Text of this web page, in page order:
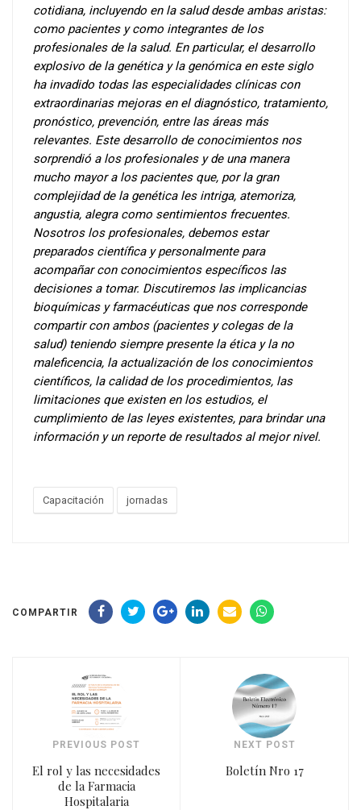
cotidiana, incluyendo en la salud desde ambas aristas:
como pacientes y como integrantes de los
profesionales de la salud. En particular, el desarrollo
explosivo de la genética y la genómica en este siglo
ha invadido todas las especialidades clínicas con
extraordinarias mejoras en el diagnóstico, tratamiento,
pronóstico, prevención, entre las áreas más
relevantes. Este desarrollo de conocimientos nos
sorprendió a los profesionales y de una manera
mucho mayor a los pacientes que, por la gran
complejidad de la genética les intriga, atemoriza,
angustia, alegra como sentimientos frecuentes.
Nosotros los profesionales, debemos estar
preparados científica y personalmente para
acompañar con conocimientos específicos las
decisiones a tomar. Discutiremos las implicancias
bioquímicas y farmacéuticas que nos corresponde
compartir con ambos (pacientes y colegas de la
salud) teniendo siempre presente la ética y la no
maleficencia, la actualización de los conocimientos
científicos, la calidad de los procedimientos, las
limitaciones que existen en los estudios, el
cumplimiento de las leyes existentes, para brindar una
información y un reporte de resultados al mejor nivel.
Capacitación jornadas
COMPARTIR
PREVIOUS POST
El rol y las necesidades
de la Farmacia
Hospitalaria
NEXT POST
Boletín Nro 17